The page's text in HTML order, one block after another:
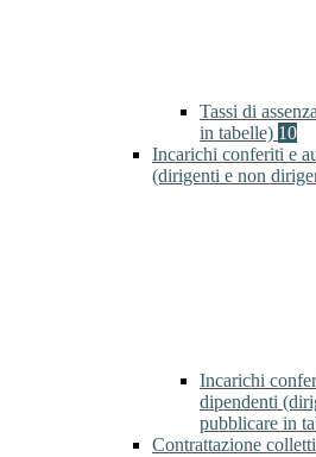
Tassi di
in tabelle) 10
Incarichi conferiti e
(dirigenti e non
Incarichi
dipendenti
pubblicare in
Contrattazione